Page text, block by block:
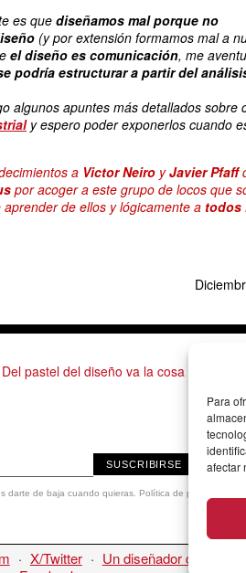
Para
afectar
es que diseñamos mal porque no
(y por extensión formamos mal a
el diseño es comunicación, me
podría estructurar a partir del
algunos apuntes más detallados sobre
y espero poder exponerlos cuando
a Victor Neiro yJavier Pfaff
por acoger a este grupo de locos que
de ellos y lógicamente a todos
pastel del diseño va la cosa →
SUSCRIBIRSE
darte de baja cuando quieras. Política de privacidad
· X/Twitter · Un diseñador cualquiera